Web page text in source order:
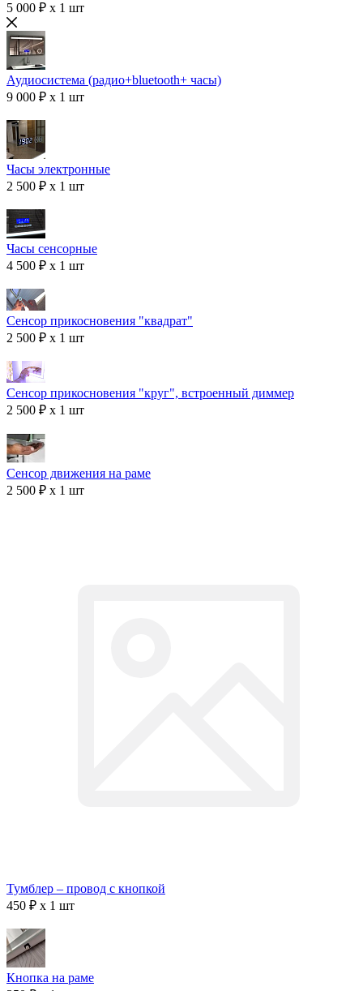
5 000 ₽ x 1 шт
Аудиосистема (радио+bluetooth+ часы)
9 000 ₽ x 1 шт
Часы электронные
2 500 ₽ x 1 шт
Часы сенсорные
4 500 ₽ x 1 шт
Сенсор прикосновения "квадрат"
2 500 ₽ x 1 шт
Сенсор прикосновения "круг", встроенный диммер
2 500 ₽ x 1 шт
Сенсор движения на раме
2 500 ₽ x 1 шт
Тумблер – провод с кнопкой
450 ₽ x 1 шт
Кнопка на раме